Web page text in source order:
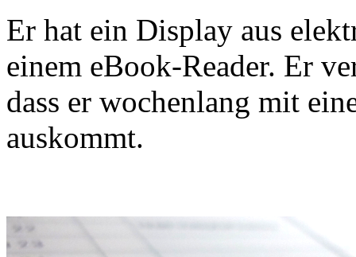
Er hat ein Display aus
einem eBook-Reader. Er
dass er wochenlang mit
auskommt.